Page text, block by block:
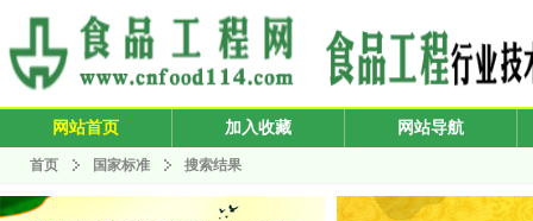
网站首页 加入收藏 网站导航
首页 国家标准 搜索结果